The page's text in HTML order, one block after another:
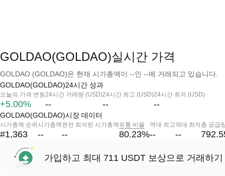
GOLDAO(GOLDAO)실시간 가격
GOLDAO (GOLDAO)은 현재 시가총액이 --인 --에 거래되고 있습니다.
GOLDAO(GOLDAO)24시간 성과
오늘의 가격 변동
+5.00%
24시간 거래량 (USD)
--
24시간 최고 (USD)
--
24시간 최저 (USD)
--
GOLDAO(GOLDAO)시장 데이터
시가총액 순위
#1,363
시가총액
--
완전 희석된 시가총액
--
유통 비율
80.23%
역대 최고
--
역대 최저
--
총 공급
가입하고 최대 711 USDT 보상으로 거래하기